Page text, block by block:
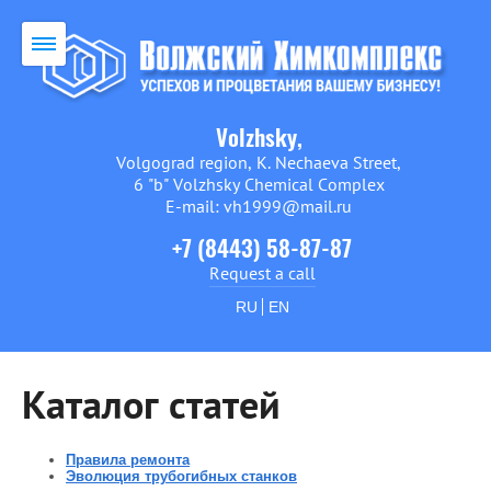
Volzhsky,
Volgograd region, K. Nechaeva Street,
6 "b" Volzhsky Chemical Complex
E-mail: vh1999@mail.ru
+7 (8443) 58-87-87
Request a call
RU EN
Каталог статей
Правила ремонта
Эволюция трубогибных станков